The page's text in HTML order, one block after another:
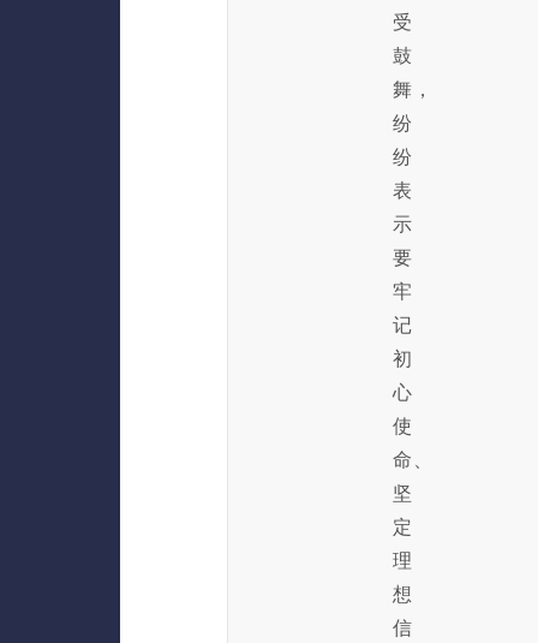
受
鼓
舞，
纷
纷
表
示
要
牢
记
初
心
使
命、
坚
定
理
想
信